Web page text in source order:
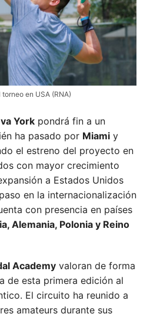
en USA (RNA)
York pondrá fin a un
ha pasado por Miami y
el estreno del proyecto en
con mayor crecimiento
a Estados Unidos
en la internacionalización
con presencia en países
Alemania, Polonia y Reino
Academy valoran de forma
de esta primera edición al
El circuito ha reunido a
amateurs durante sus